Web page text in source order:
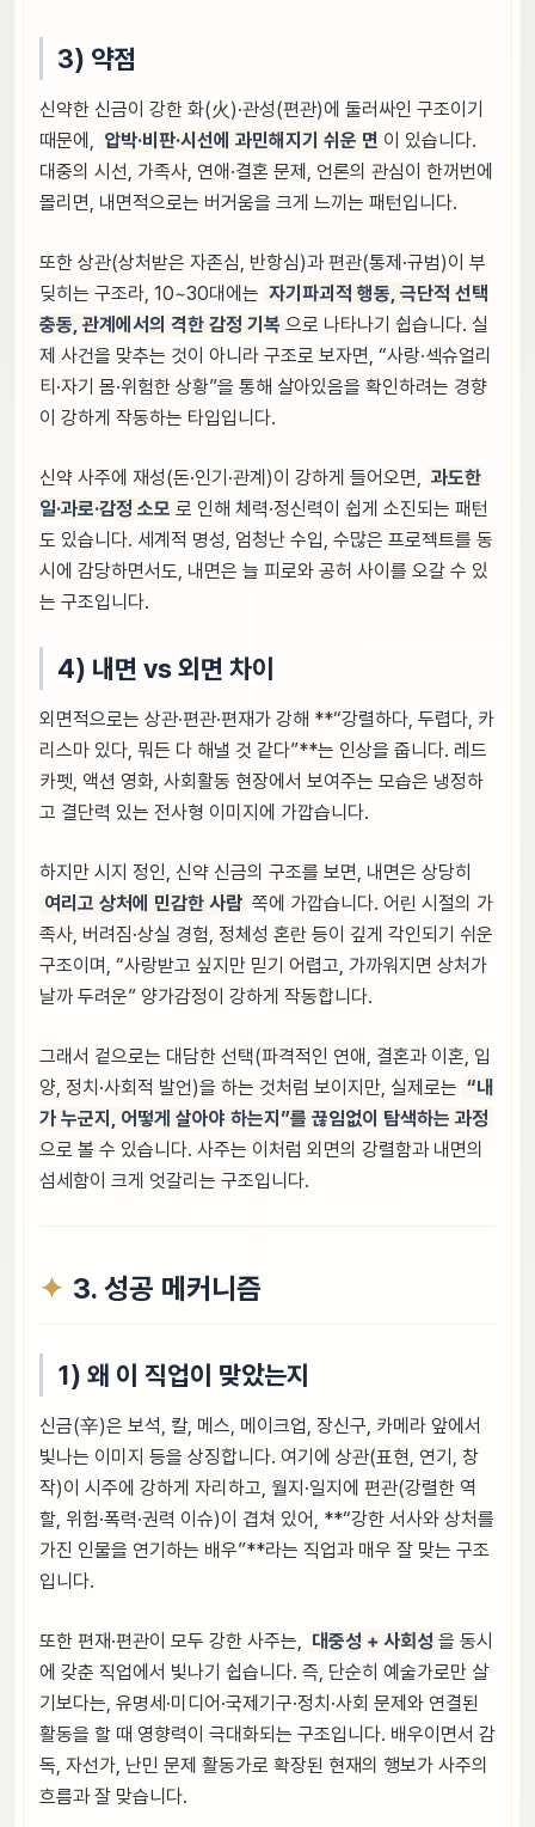
3) 약점
신약한 신금이 강한 화(火)·관성(편관)에 둘러싸인 구조이기
때문에, 압박·비판·시선에 과민해지기 쉬운 면 이 있습니다.
대중의 시선, 가족사, 연애·결혼 문제, 언론의 관심이 한꺼번에
몰리면, 내면적으로는 버거움을 크게 느끼는 패턴입니다.
또한 상관(상처받은 자존심, 반항심)과 편관(통제·규범)이 부
딪히는 구조라, 10~30대에는 자기파괴적 행동, 극단적 선택
충동, 관계에서의 격한 감정 기복 으로 나타나기 쉽습니다. 실
제 사건을 맞추는 것이 아니라 구조로 보자면, “사랑·섹슈얼리
티·자기 몸·위험한 상황”을 통해 살아있음을 확인하려는 경향
이 강하게 작동하는 타입입니다.
신약 사주에 재성(돈·인기·관계)이 강하게 들어오면, 과도한
일·과로·감정 소모 로 인해 체력·정신력이 쉽게 소진되는 패턴
도 있습니다. 세계적 명성, 엄청난 수입, 수많은 프로젝트를 동
시에 감당하면서도, 내면은 늘 피로와 공허 사이를 오갈 수 있
는 구조입니다.
4) 내면 vs 외면 차이
외면적으로는 상관·편관·편재가 강해 **“강렬하다, 두렵다, 카
리스마 있다, 뭐든 다 해낼 것 같다”**는 인상을 줍니다. 레드
카펫, 액션 영화, 사회활동 현장에서 보여주는 모습은 냉정하
고 결단력 있는 전사형 이미지에 가깝습니다.
하지만 시지 정인, 신약 신금의 구조를 보면, 내면은 상당히
여리고 상처에 민감한 사람 쪽에 가깝습니다. 어린 시절의 가
족사, 버려짐·상실 경험, 정체성 혼란 등이 깊게 각인되기 쉬운
구조이며, “사랑받고 싶지만 믿기 어렵고, 가까워지면 상처가
날까 두려운” 양가감정이 강하게 작동합니다.
그래서 겉으로는 대담한 선택(파격적인 연애, 결혼과 이혼, 입
양, 정치·사회적 발언)을 하는 것처럼 보이지만, 실제로는 “내
가 누군지, 어떻게 살아야 하는지”를 끊임없이 탐색하는 과정
으로 볼 수 있습니다. 사주는 이처럼 외면의 강렬함과 내면의
섬세함이 크게 엇갈리는 구조입니다.
3. 성공 메커니즘
1) 왜 이 직업이 맞았는지
신금(辛)은 보석, 칼, 메스, 메이크업, 장신구, 카메라 앞에서
빛나는 이미지 등을 상징합니다. 여기에 상관(표현, 연기, 창
작)이 시주에 강하게 자리하고, 월지·일지에 편관(강렬한 역
할, 위험·폭력·권력 이슈)이 겹쳐 있어, **“강한 서사와 상처를
가진 인물을 연기하는 배우”**라는 직업과 매우 잘 맞는 구조
입니다.
또한 편재·편관이 모두 강한 사주는, 대중성 + 사회성 을 동시
에 갖춘 직업에서 빛나기 쉽습니다. 즉, 단순히 예술가로만 살
기보다는, 유명세·미디어·국제기구·정치·사회 문제와 연결된
활동을 할 때 영향력이 극대화되는 구조입니다. 배우이면서 감
독, 자선가, 난민 문제 활동가로 확장된 현재의 행보가 사주의
흐름과 잘 맞습니다.